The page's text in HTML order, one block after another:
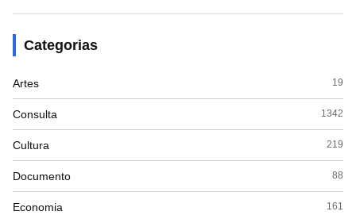
Categorias
Artes 19
Consulta 1342
Cultura 219
Documento 88
Economia 161